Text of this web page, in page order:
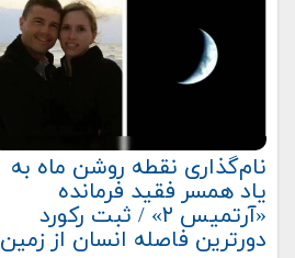
نام‌گذاری نقطه روشن ماه به
یاد همسر فقید فرمانده
«آرتمیس ۲» / ثبت رکورد
دورترین فاصله انسان از زمین